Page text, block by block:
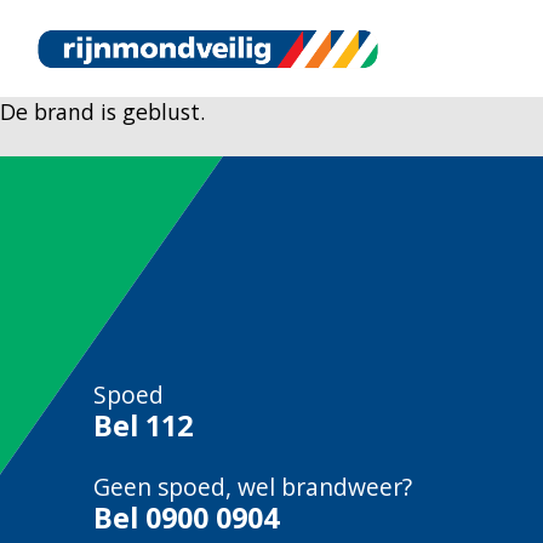
De brand is geblust.
Spoed
Bel 112
Geen spoed, wel brandweer?
Bel 0900 0904